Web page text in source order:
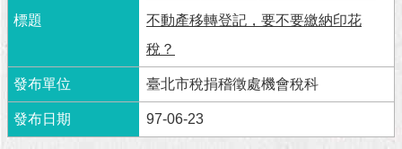
不動產移轉登記，要不要繳納印花
稅？
臺北市稅捐稽徵處機會稅科
97-06-23